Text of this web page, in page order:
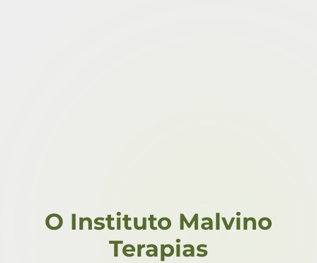
O Instituto Malvino
Terapias